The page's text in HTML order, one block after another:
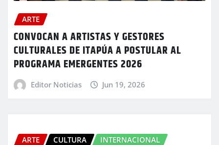
ARTE
CONVOCAN A ARTISTAS Y GESTORES
CULTURALES DE ITAPÚA A POSTULAR AL
PROGRAMA EMERGENTES 2026
Editor Noticias Jun 19, 2026
ARTE CULTURA
INTERNACIONAL